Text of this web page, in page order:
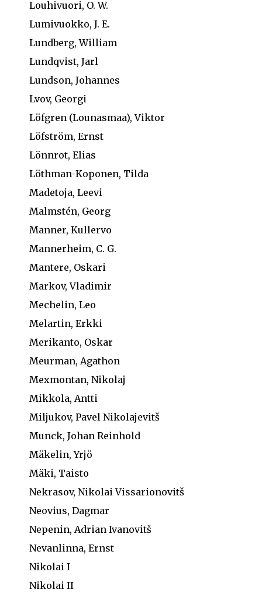
Louhivuori, O. W.
Lumivuokko, J. E.
Lundberg, William
Lundqvist, Jarl
Lundson, Johannes
Lvov, Georgi
Löfgren (Lounasmaa), Viktor
Löfström, Ernst
Lönnrot, Elias
Löthman-Koponen, Tilda
Madetoja, Leevi
Malmstén, Georg
Manner, Kullervo
Mannerheim, C. G.
Mantere, Oskari
Markov, Vladimir
Mechelin, Leo
Melartin, Erkki
Merikanto, Oskar
Meurman, Agathon
Mexmontan, Nikolaj
Mikkola, Antti
Miljukov, Pavel Nikolajevitš
Munck, Johan Reinhold
Mäkelin, Yrjö
Mäki, Taisto
Nekrasov, Nikolai Vissarionovitš
Neovius, Dagmar
Nepenin, Adrian Ivanovitš
Nevanlinna, Ernst
Nikolai I
Nikolai II